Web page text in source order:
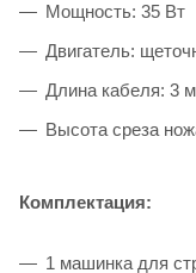
Мощность: 35 Вт
Двигатель:
Длина кабеля: 3 м
Высота среза
Комплектация:
1 машинка для